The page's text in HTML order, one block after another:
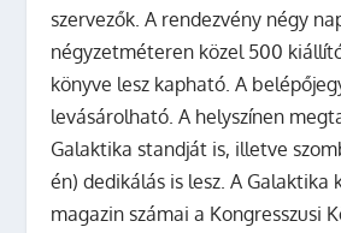
szervezők. A rendezvény négy
négyzetméteren közel 500
könyve lesz kapható. A
levásárolható. A helyszínen
Galaktika standját is, illetve
én) dedikálás is lesz. A Galaktika
magazin számai a Kongresszusi